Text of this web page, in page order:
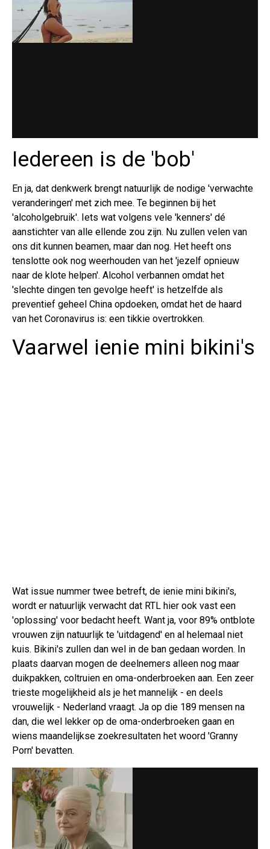
Iedereen is de 'bob'
En ja, dat denkwerk brengt natuurlijk de nodige 'verwachte
veranderingen' met zich mee. Te beginnen bij het
'alcoholgebruik'. Iets wat volgens vele 'kenners' dé
aanstichter van alle ellende zou zijn. Nu zullen velen van
ons dit kunnen beamen, maar dan nog. Het heeft ons
tenslotte ook nog weerhouden van het 'jezelf opnieuw
naar de klote helpen'. Alcohol verbannen omdat het
'slechte dingen ten gevolge heeft' is hetzelfde als
preventief geheel China opdoeken, omdat het de haard
van het Coronavirus is: een tikkie overtrokken.
Vaarwel ienie mini bikini's
Wat issue nummer twee betreft, de ienie mini bikini's,
wordt er natuurlijk verwacht dat RTL hier ook vast een
'oplossing' voor bedacht heeft. Want ja, voor 89% ontblote
vrouwen zijn natuurlijk te 'uitdagend' en al helemaal niet
kuis. Bikini's zullen dan wel in de ban gedaan worden. In
plaats daarvan mogen de deelnemers alleen nog maar
duikpakken, coltruien en oma-onderbroeken aan. Een zeer
trieste mogelijkheid als je het mannelijk - en deels
vrouwelijk - Nederland vraagt. Ja op die 189 mensen na
dan, die wel lekker op de oma-onderbroeken gaan en
wiens maandelijkse zoekresultaten het woord 'Granny
Porn' bevatten.